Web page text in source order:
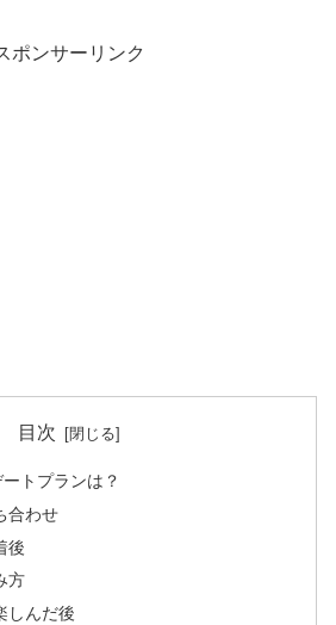
ポンサーリンク
目次
トプランは？
合わせ
後
方
しんだ後